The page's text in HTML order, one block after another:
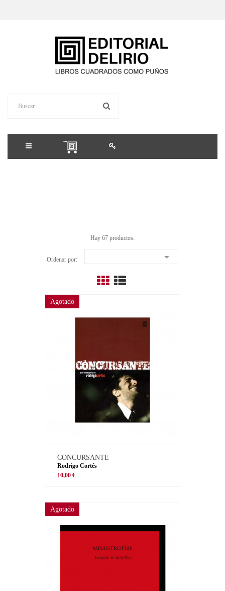
Hay 67 productos.
Ordenar por: 
Agotado
CONCURSANTE
Rodrigo Cortés
10,00 €
Agotado